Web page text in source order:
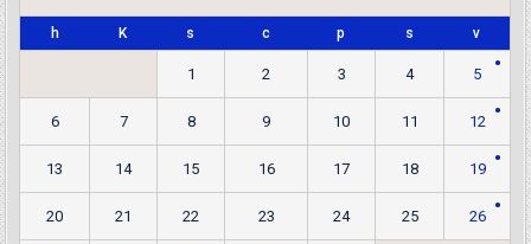
h K s c p s v
1 2 3 4 5
6 7 8 9 10 11 12
13 14 15 16 17 18 19
20 21 22 23 24 25 26